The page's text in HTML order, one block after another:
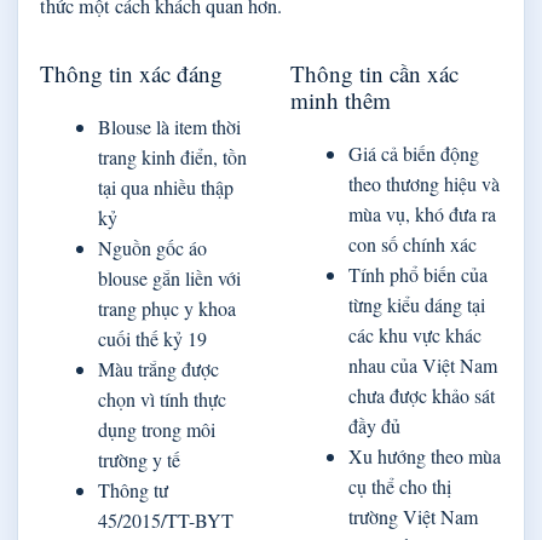
thức một cách khách quan hơn.
Thông tin xác đáng
Blouse là item thời
trang kinh điển, tồn
tại qua nhiều thập
kỷ
Nguồn gốc áo
blouse gắn liền với
trang phục y khoa
cuối thế kỷ 19
Màu trắng được
chọn vì tính thực
dụng trong môi
trường y tế
Thông tư
45/2015/TT-BYT
Thông tin cần xác
minh thêm
Giá cả biến động
theo thương hiệu và
mùa vụ, khó đưa ra
con số chính xác
Tính phổ biến của
từng kiểu dáng tại
các khu vực khác
nhau của Việt Nam
chưa được khảo sát
đầy đủ
Xu hướng theo mùa
cụ thể cho thị
trường Việt Nam